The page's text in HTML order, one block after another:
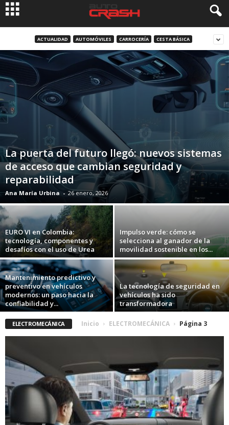
ACTUALIDAD AUTOMÓVILES CARROCERÍA CESTA BÁSICA
La puerta del futuro llegó: nuevos sistemas
de acceso que cambian seguridad y
reparabilidad
Ana María Urbina - 26 enero, 2026
EURO VI en Colombia:
tecnología, componentes y
desafíos con el uso de Urea
Impulso verde: cómo se
selecciona al ganador de la
movilidad sostenible en los...
Mantenimiento predictivo y
preventivo en vehículos
modernos: un paso hacia la
confiabilidad y...
La tecnología de seguridad en
vehículos ha sido
transformadora
ELECTROMECÁNICA Inicio ELECTROMECÁNICA Página 3